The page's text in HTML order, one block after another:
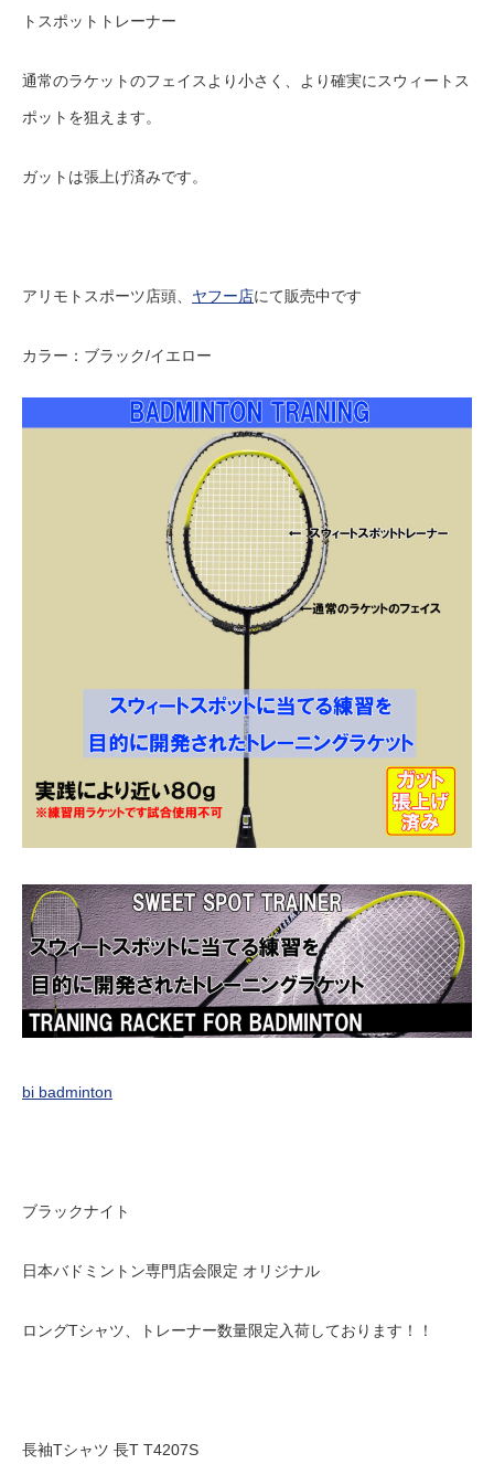
トスポットトレーナー
通常のラケットのフェイスより小さく、より確実にスウィートス
ポットを狙えます。
ガットは張上げ済みです。
アリモトスポーツ店頭、 ヤフー店にて販売中です
カラー：ブラック/イエロー
bi badminton
ブラックナイト
日本バドミントン専門店会限定 オリジナル
ロングTシャツ、トレーナー数量限定入荷しております！！
長袖Tシャツ 長T T4207S